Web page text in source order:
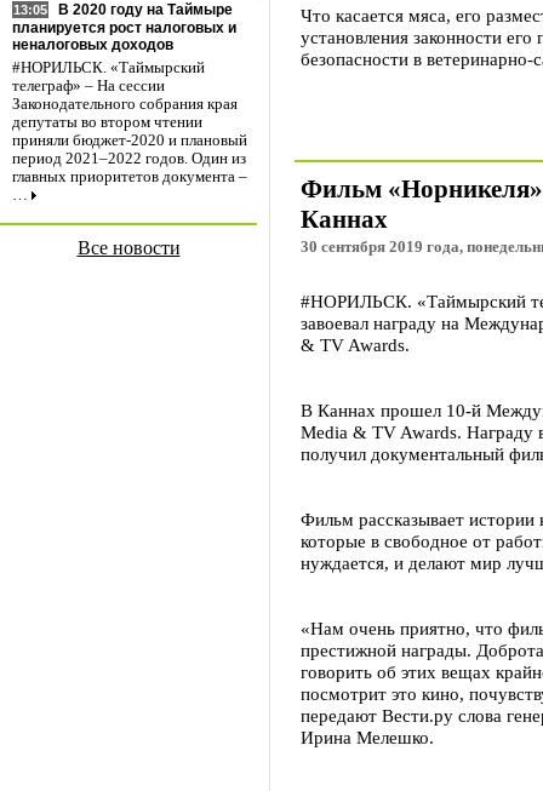
13:05
В 2020 году на Таймыре
планируется рост налоговых и
неналоговых доходов
#НОРИЛЬСК. «Таймырский
телеграф» – На сессии
Законодательного собрания края
депутаты во втором чтении
приняли бюджет-2020 и плановый
период 2021–2022 годов. Один из
главных приоритетов документа –
…
Все новости
Что касается мяса, его
установления законности
безопасности в
Фильм «Норникеля»
Каннах
30 сентября 2019 года,
#НОРИЛЬСК. «Таймырский
завоевал награду на
& TV Awards.
В Каннах прошел 10-й
Media & TV Awards. Награду
получил документальный
Фильм рассказывает
которые в свободное от
нуждается, и делают мир
«Нам очень приятно, что
престижной награды.
говорить об этих вещах
посмотрит это кино,
передают Вести.ру слова
Ирина Мелешко.